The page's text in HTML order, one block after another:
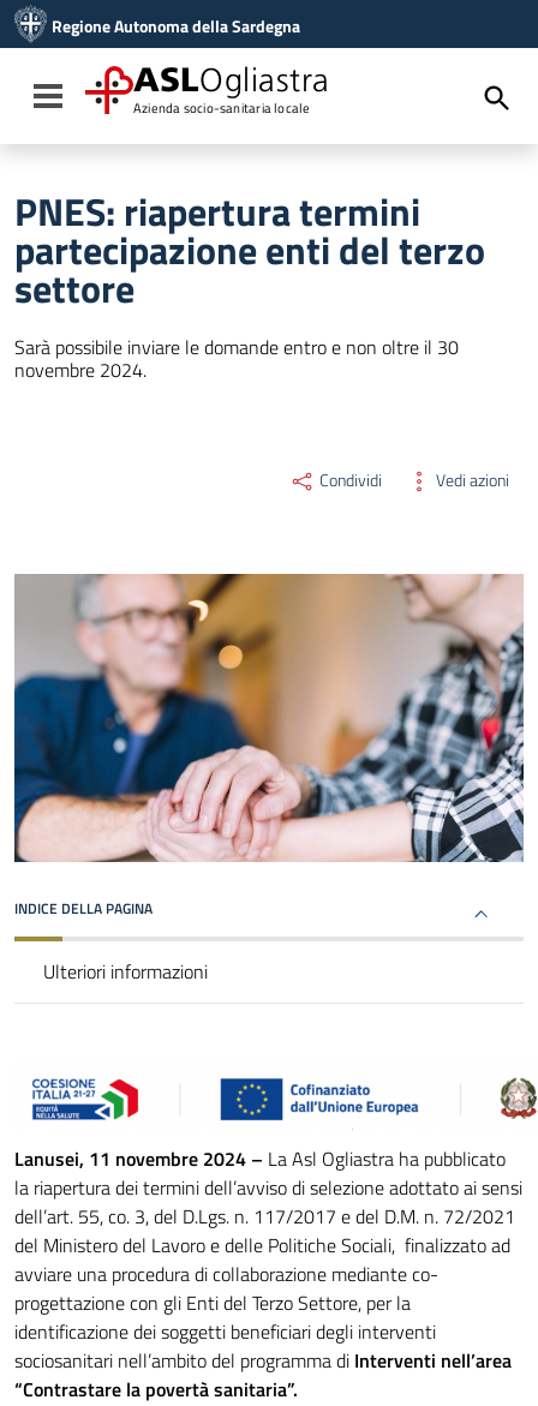
Vai al menu di navigazione
Vai al footer
Regione Autonoma della Sardegna
Toggle navigation
ASLOgliastra
Azienda socio-sanitaria locale
PNES: riapertura termini
partecipazione enti del terzo
settore
Sarà possibile inviare le domande entro e non oltre il 30
novembre 2024.
Condividi Vedi azioni
INDICE DELLA PAGINA
Ulteriori informazioni
Lanusei, 11 novembre 2024 – La Asl Ogliastra ha pubblicato
la riapertura dei termini dell’avviso di selezione adottato ai sensi
dell’art. 55, co. 3, del D.Lgs. n. 117/2017 e del D.M. n. 72/2021
del Ministero del Lavoro e delle Politiche Sociali, finalizzato ad
avviare una procedura di collaborazione mediante co-
progettazione con gli Enti del Terzo Settore, per la
identificazione dei soggetti beneficiari degli interventi
sociosanitari nell’ambito del programma di Interventi nell’area
“Contrastare la povertà sanitaria”.